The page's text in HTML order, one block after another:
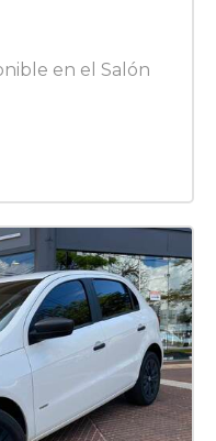
en el Salón